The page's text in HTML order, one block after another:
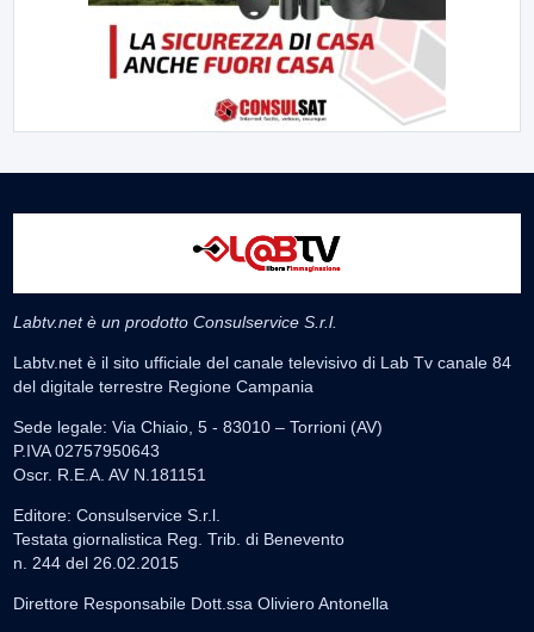
Labtv.net è un prodotto Consulservice S.r.l.
Labtv.net è il sito ufficiale del canale televisivo di Lab Tv canale 84
del digitale terrestre Regione Campania
Sede legale: Via Chiaio, 5 - 83010 – Torrioni (AV)
P.IVA 02757950643
Oscr. R.E.A. AV N.181151
Editore: Consulservice S.r.l.
Testata giornalistica Reg. Trib. di Benevento
n. 244 del 26.02.2015
Direttore Responsabile Dott.ssa Oliviero Antonella